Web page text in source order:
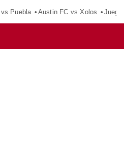
Puebla Austin FC vs Xolos